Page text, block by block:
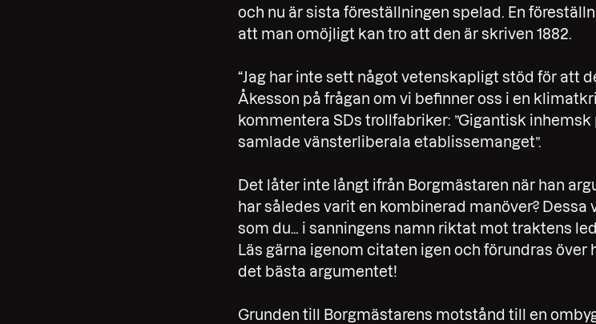
och nu är sista föreställningen spelad. En
att man omöjligt kan tro att den är skriven 1882.
“Jag har inte sett något vetenskapligt stöd för att
Åkesson på frågan om vi befinner oss i en
kommentera SDs trollfabriker: ”Gigantisk
samlade vänsterliberala etablissemanget”.
Det låter inte långt ifrån Borgmästaren när han
har således varit en kombinerad manöver?
som du… i sanningens namn riktat mot traktens
Läs gärna igenom citaten igen och förundras över
det bästa argumentet!
Grunden till Borgmästarens motstånd till en